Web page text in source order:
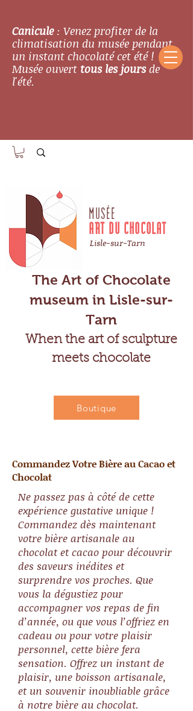
Canicule: Venez profiter de la
climatisation du musée pendant
un instant chocolaté cet été !
Musée ouverttous les joursde
l'été.
The Art of Chocolate
museum in Lisle-sur-
Tarn
When the art of sculpture
meets chocolate
Lisle-sur-Tarn
MUSÉE
ART DU CHOCOLAT
Boutique
Commandez Votre Bière au Cacao et
Chocolat
Ne passez pas à côté de cette
expérience gustative unique !
Commandez dès maintenant
votre bière artisanale au
chocolat et cacao pour découvrir
des saveurs inédites et
surprendre vos proches. Que
vous la dégustiez pour
accompagner vos repas de fin
d’année, ou que vous l’offriez en
cadeau ou pour votre plaisir
personnel, cette bière fera
sensation. Offrez un instant de
plaisir, une boisson artisanale,
et un souvenir inoubliable grâce
à notre bière au chocolat.